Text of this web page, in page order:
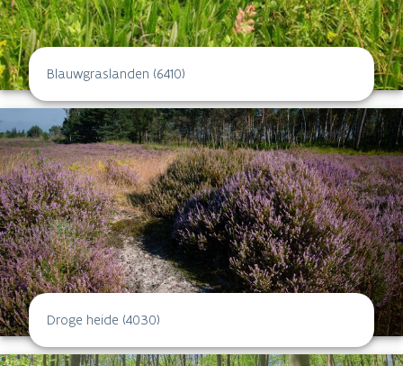
Blauwgraslanden (6410)
Droge heide (4030)